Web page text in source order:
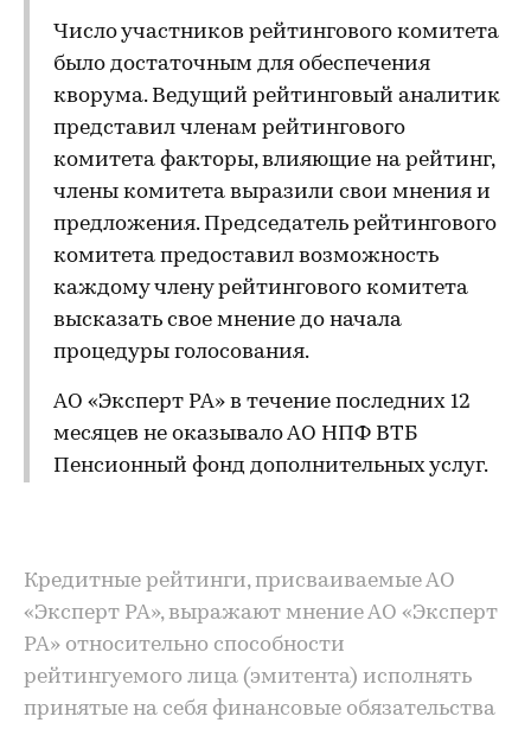
Число участников рейтингового комитета
было достаточным для обеспечения
кворума. Ведущий рейтинговый аналитик
представил членам рейтингового
комитета факторы, влияющие на рейтинг,
члены комитета выразили свои мнения и
предложения. Председатель рейтингового
комитета предоставил возможность
каждому члену рейтингового комитета
высказать свое мнение до начала
процедуры голосования.
АО «Эксперт РА» в течение последних 12
месяцев не оказывало АО НПФ ВТБ
Пенсионный фонд дополнительных услуг.
Кредитные рейтинги, присваиваемые АО
«Эксперт РА», выражают мнение АО «Эксперт
РА» относительно способности
рейтингуемого лица (эмитента) исполнять
принятые на себя финансовые обязательства